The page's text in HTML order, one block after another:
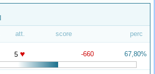
att. score perc
5 ♥ -660 67,80%